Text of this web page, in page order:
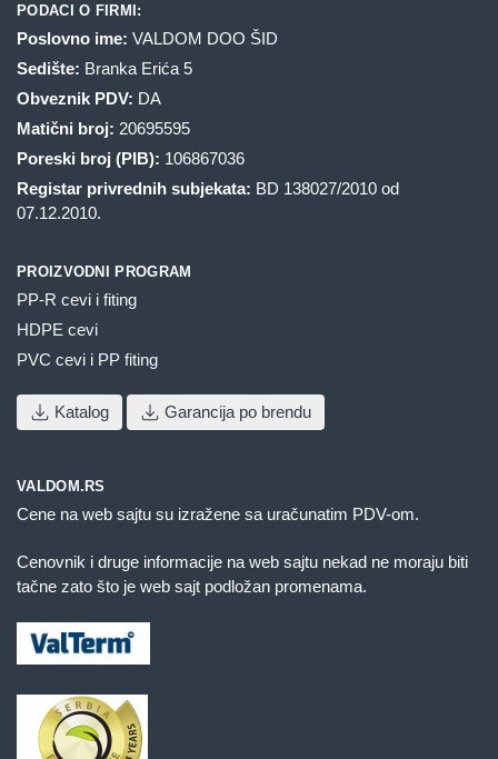
PODACI O FIRMI:
Poslovno ime: VALDOM DOO ŠID
Sedište: Branka Erića 5
Obveznik PDV: DA
Matični broj: 20695595
Poreski broj (PIB): 106867036
Registar privrednih subjekata: BD 138027/2010 od
07.12.2010.
PROIZVODNI PROGRAM
PP-R cevi i fiting
HDPE cevi
PVC cevi i PP fiting
Katalog Garancija po brendu
VALDOM.RS
Cene na web sajtu su izražene sa uračunatim PDV-om.
Cenovnik i druge informacije na web sajtu nekad ne moraju biti
tačne zato što je web sajt podložan promenama.